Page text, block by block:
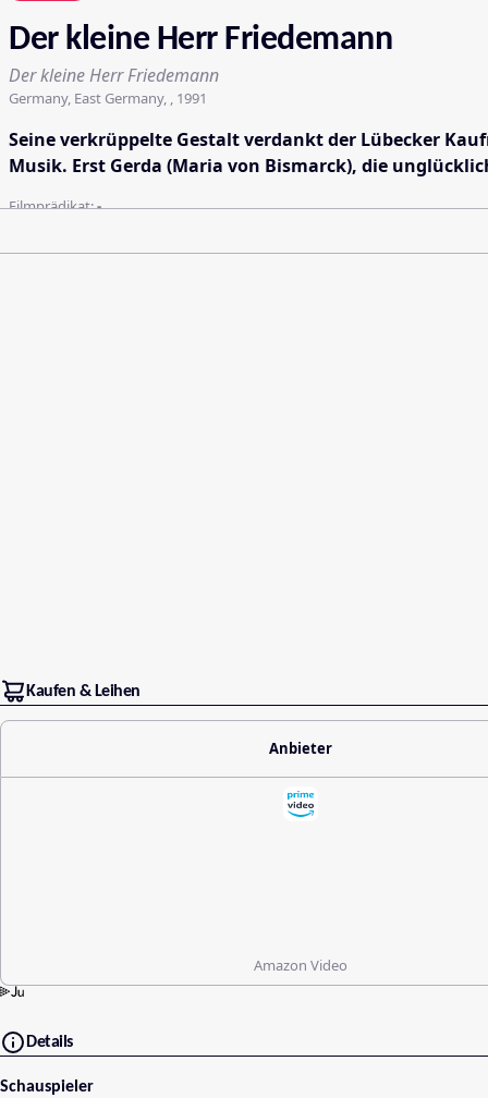
Der kleine Herr Friedemann
Der kleine Herr Friedemann
Germany, East Germany, , 1991
Seine verkrüppelte Gestalt verdankt der Lübecker
Musik. Erst Gerda (Maria von Bismarck), die
Filmprädikat:-
Kaufen & Leihen
Anbieter
Amazon Video
Details
Schauspieler